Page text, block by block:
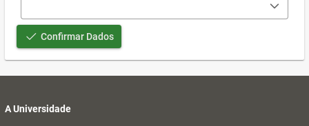
Confirmar Dados
A Universidade